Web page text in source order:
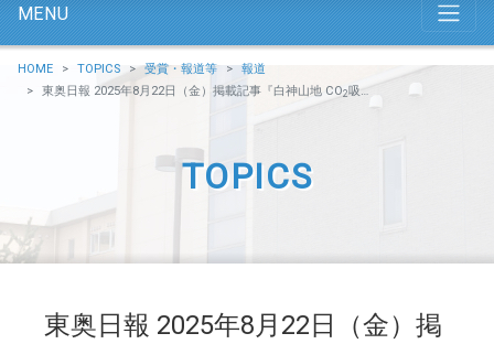
MENU
HOME TOPICS 受賞・報道等
報道
東奥日報 2025年8月22日（金）掲載記事『白神山地 CO2吸収量3位 弘大など国内52地点観測 温暖化抑制，データ公開』（地球環境防災学科 石田 祐宣 准教授）
TOPICS
東奥日報 2025年8月22日（金）掲